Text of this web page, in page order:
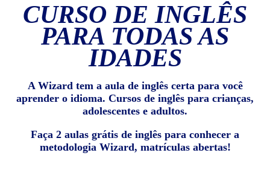
CURSO DE INGLÊS
PARA TODAS AS
IDADES
A Wizard tem a aula de inglês certa para você
aprender o idioma. Cursos de inglês para crianças,
adolescentes e adultos.
Faça 2 aulas grátis de inglês para conhecer a
metodologia Wizard, matrículas abertas!